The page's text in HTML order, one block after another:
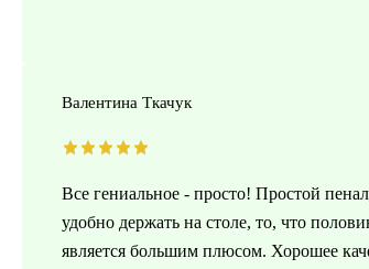
Валентина Ткачук
Все гениальное - просто! Простой
удобно держать на столе, то, что
является большим плюсом. Хорошее